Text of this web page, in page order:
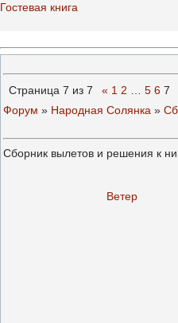
Гостевая книга
Страница 7 из 7 « 1 2 5 6 7
Форум » Народная Солянка »
Сборник вылетов и решения к
Ветер